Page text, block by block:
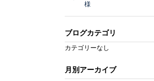
様
ブログカテゴリ
カテゴリーなし
月別アーカイブ